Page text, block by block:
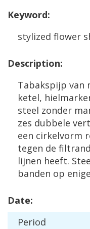
Keyword:
stylized flower
Description:
Tabakspijp van
ketel,
steel zonder
zes dubbele
een cirkelvorm
tegen de filtrand
lijnen heeft.
banden op enige
Date:
Period